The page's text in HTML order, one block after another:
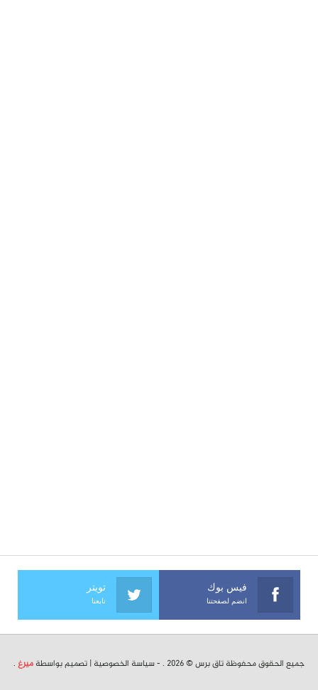
فيس بوك
انضم لصفحتنا
تويتر
تابعنا
جميع الحقوق محفوظة تاق برس © 2026 . - سياسة الخصوصية | تصميم بواسطة ميرغ .